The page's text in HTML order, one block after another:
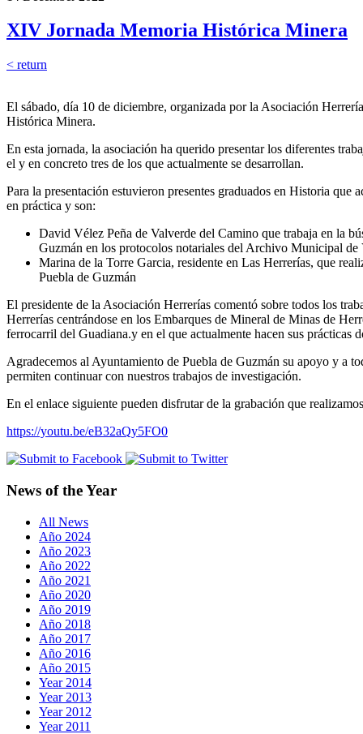
XIV Jornada Memoria Histórica Minera
< return
El sábado, día 10 de diciembre, organizada por la Asociación
Histórica Minera.
En esta jornada, la asociación ha querido presentar los diferentes
el y en concreto tres de los que actualmente se desarrollan.
Para la presentación estuvieron presentes graduados en Historia
en práctica y son:
David Vélez Peña de Valverde del Camino que trabaja en la
Guzmán en los protocolos notariales del Archivo Municipal de
Marina de la Torre Garcia, residente en Las Herrerías, que
Puebla de Guzmán
El presidente de la Asociación Herrerías comentó sobre todos los
Herrerías centrándose en los Embarques de Mineral de Minas de
ferrocarril del Guadiana.y en el que actualmente hacen sus
Agradecemos al Ayuntamiento de Puebla de Guzmán su apoyo y a
permiten continuar con nuestros trabajos de investigación.
En el enlace siguiente pueden disfrutar de la grabación que
https://youtu.be/eB32aQy5FO0
News of the Year
All News
Año 2024
Año 2023
Año 2022
Año 2021
Año 2020
Año 2019
Año 2018
Año 2017
Año 2016
Año 2015
Year 2014
Year 2013
Year 2012
Year 2011